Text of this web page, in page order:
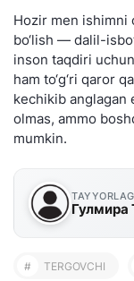
Hozir men ishimni
bo‘lish — dalil-
inson taqdiri
ham to‘g‘ri qaror
kechikib anglagan
olmas, ammo
mumkin.
Гулмира
# TERGOVCHI